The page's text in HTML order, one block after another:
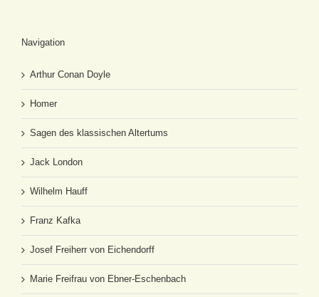
Navigation
Arthur Conan Doyle
Homer
Sagen des klassischen Altertums
Jack London
Wilhelm Hauff
Franz Kafka
Josef Freiherr von Eichendorff
Marie Freifrau von Ebner-Eschenbach